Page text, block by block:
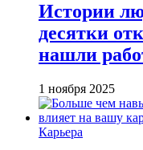
Истории
десятки
нашли
1 ноября 2025
Карьера